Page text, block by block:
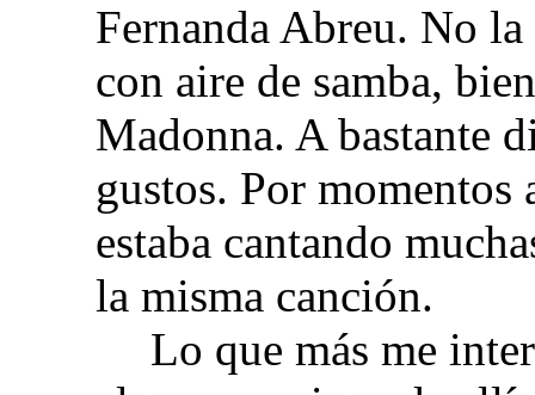
Fernanda Abreu. No
con aire de samba,
Madonna. A bastante
gustos. Por momentos
estaba cantando
la misma canción.
Lo que más me